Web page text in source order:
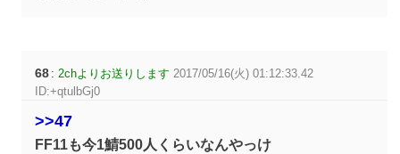
68 : 2chよりお送りします 2017/05/16(火) 01:12:33.42
ID:+qtulbGj0
>>47
FF11も今1鯖500人くらいなんやっけ